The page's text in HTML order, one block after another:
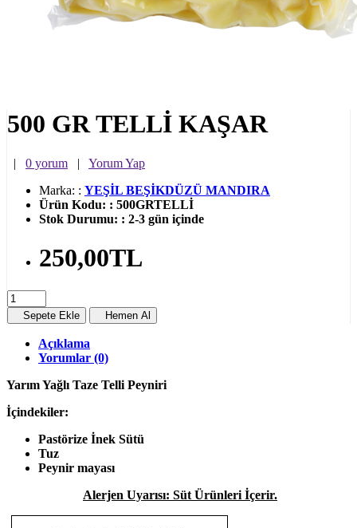
500 GR TELLİ KAŞAR
| 0 yorum | Yorum Yap
Marka: : YEŞİL BEŞİKDÜZÜ MANDIRA
Ürün Kodu: : 500GRTELLİ
Stok Durumu: : 2-3 gün içinde
250,00TL
Sepete Ekle Hemen Al
Açıklama
Yorumlar (0)
Yarım Yağlı Taze Telli Peyniri
İçindekiler:
Pastörize İnek Sütü
Tuz
Peynir mayası
Alerjen Uyarısı: Süt Ürünleri İçerir.